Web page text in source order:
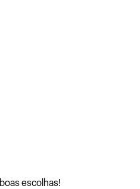
boas escolhas!